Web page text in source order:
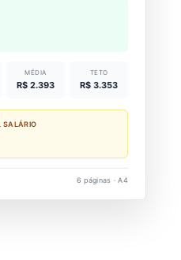
MÉDIA
R$ 2.393
TETO
R$ 3.353
SALÁRIO
6 páginas · A4